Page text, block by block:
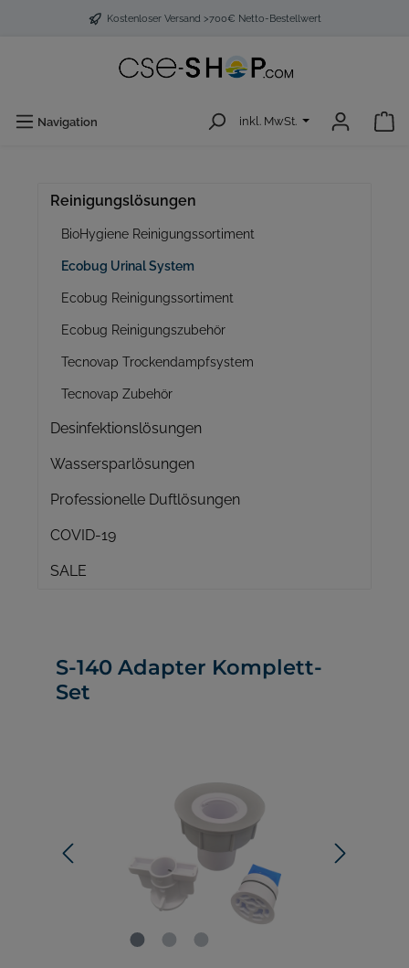
Kostenloser Versand >700€ Netto-Bestellwert
Navigation inkl. MwSt.
Reinigungslösungen
BioHygiene Reinigungssortiment
Ecobug Urinal System
Ecobug Reinigungssortiment
Ecobug Reinigungszubehör
Tecnovap Trockendampfsystem
Tecnovap Zubehör
Desinfektionslösungen
Wassersparlösungen
Professionelle Duftlösungen
COVID-19
SALE
S-140 Adapter Komplett-
Set